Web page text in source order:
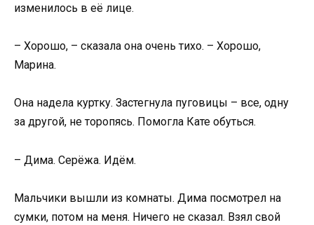
изменилось в её лице.
– Хорошо, – сказала она очень тихо. – Хорошо,
Марина.
Она надела куртку. Застегнула пуговицы – все, одну
за другой, не торопясь. Помогла Кате обуться.
– Дима. Серёжа. Идём.
Мальчики вышли из комнаты. Дима посмотрел на
сумки, потом на меня. Ничего не сказал. Взял свой